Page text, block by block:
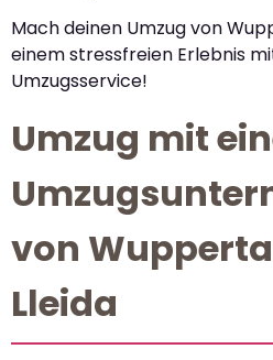
Mach deinen Umzug von
einem stressfreien Erlebnis
Umzugsservice!
Umzug mit
von
Lleida